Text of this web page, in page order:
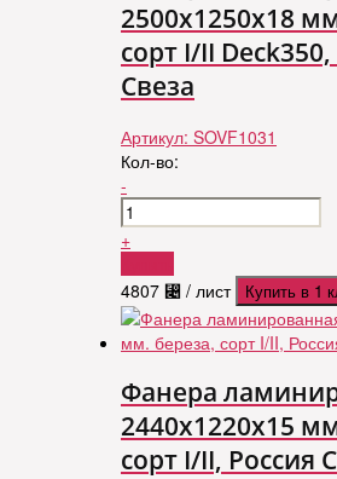
2500х1250х18
сорт I/II
Свеза
Артикул: SOVF1031
Кол-во:
-
+
4807 ⃄ / лист Купить в 1
Фанера
2440х1220х15
сорт I/II, Россия